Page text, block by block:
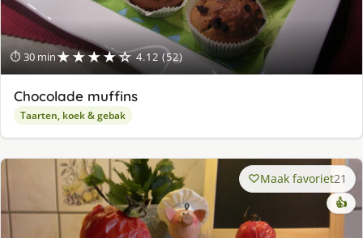
⏱ 30 min★★★★☆ 4.12 (52)
Chocolade muffins
Taarten, koek & gebak
Maak favoriet21
👍